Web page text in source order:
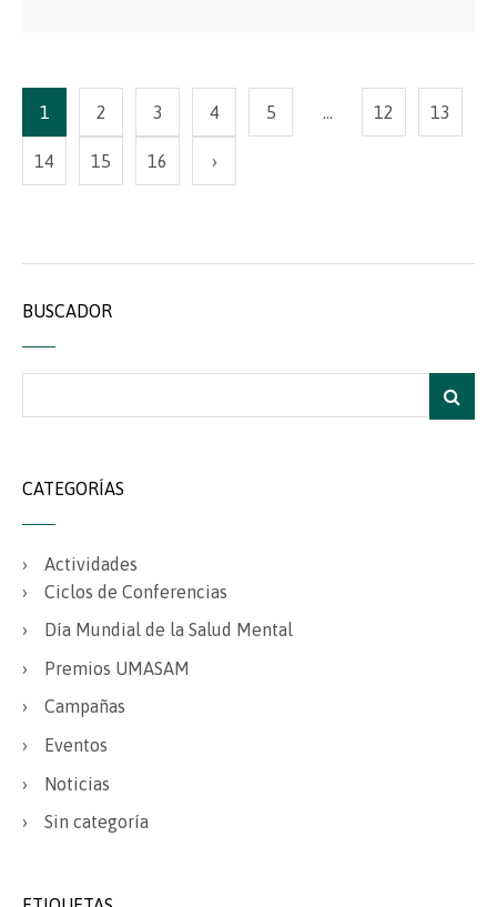
1 2 3 4 5 … 12 13
14 15 16 ›
BUSCADOR
CATEGORÍAS
Actividades
Ciclos de Conferencias
Día Mundial de la Salud Mental
Premios UMASAM
Campañas
Eventos
Noticias
Sin categoría